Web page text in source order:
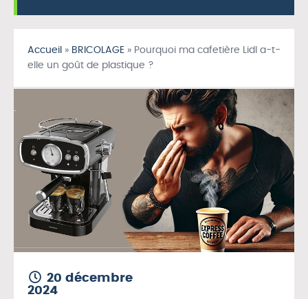
Accueil » BRICOLAGE » Pourquoi ma cafetière Lidl a-t-
elle un goût de plastique ?
20 décembre
2024